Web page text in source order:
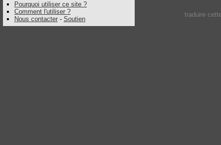
Pourquoi utiliser ce site ?
Comment l'utiliser ?
Nous contacter - Soutien
traduire